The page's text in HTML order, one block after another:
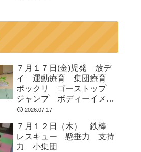
７月１７日(金)児発 放デ
イ 運動療育 集団療育
ポックリ ゴーストップ
ジャンプ ボディーイメー
ジ 2026.07.17
７月１２日（木） 鉄棒
レスキュー 懸垂力 支持
力 小集団